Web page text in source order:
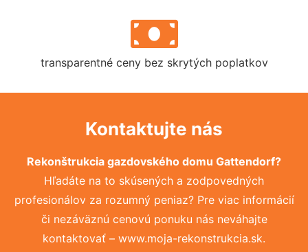
transparentné ceny bez skrytých poplatkov
Kontaktujte nás
Rekonštrukcia gazdovského domu Gattendorf?
Hľadáte na to skúsených a zodpovedných
profesionálov za rozumný peniaz? Pre viac informácií
či nezáväznú cenovú ponuku nás neváhajte
kontaktovať – www.moja-rekonstrukcia.sk.